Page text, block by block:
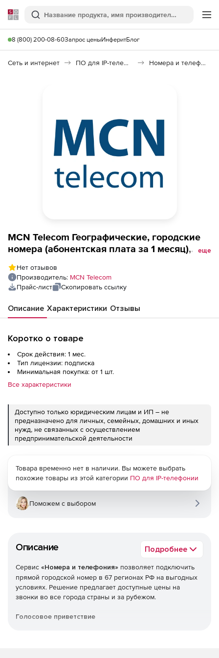
Softline
Поиск
8 (800) 200-08-60Запрос ценыИнферитБлог
Сеть и интернет ПО для IP-телефонии Номера и телефония
MCN Telecom Географические, городские
номера (абонентская плата за 1 месяц),
еще
Нет отзывов
Производитель: MCN Telecom
Прайс-лист
Скопировать ссылку
Описание Характеристики Отзывы
Коротко о товаре
Срок действия: 1 мес.
Тип лицензии: подписка
Минимальная покупка: от 1 шт.
Все характеристики
Доступно только юридическим лицам и ИП – не
предназначено для личных, семейных, домашних и иных
нужд, не связанных с осуществлением
предпринимательской деятельности
Описание Подробнее
Сервис «Номера и телефония» позволяет подключить
прямой городской номер в 67 регионах РФ на выгодных
условиях. Решение предлагает доступные цены на
звонки во все города страны и за рубежом.
Голосовое приветствие
Товара временно нет в наличии. Вы можете выбрать
похожие товары из этой категории ПО для IP-телефонии
Поможем с выбором